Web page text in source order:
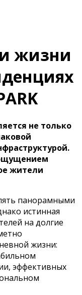
жизни
не только
жители
панорамными
истинная
на долгие
жизни:
эффективных